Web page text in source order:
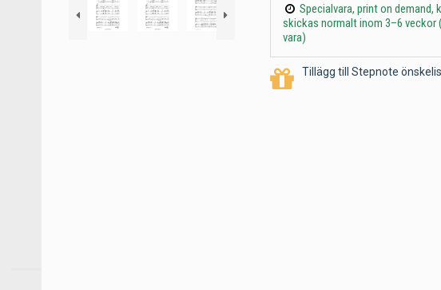
Specialvara, print on demand,
skickas normalt inom 3–6 veckor
vara)
Tillägg till Stepnote